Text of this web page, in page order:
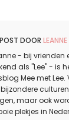
DOOR LEANNE
- bij vrienden
als "Lee" - is
Mee met
maar ook
plekjes in